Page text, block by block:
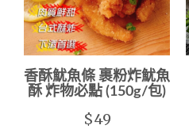
香酥魷魚條 裹粉炸魷魚
酥 炸物必點 (150g/包)
$49